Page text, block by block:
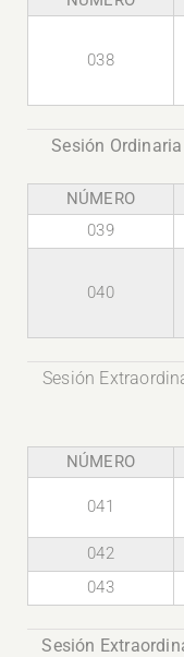
038
Sesión
NÚMERO
039
040
Sesión
NÚMERO
041
042
043
Sesión